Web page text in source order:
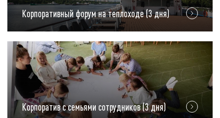
Корпоративный форум на теплоходе (3 дня)
Корпоратив с семьями сотрудников (3 дня)